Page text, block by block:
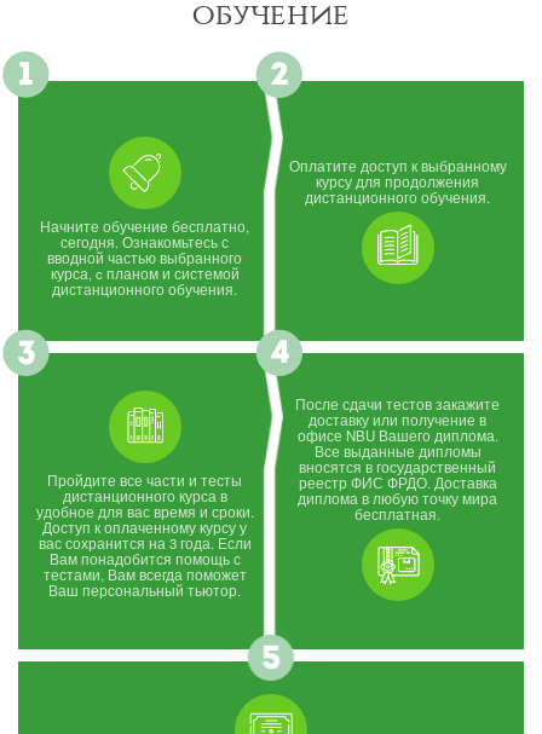
обучение
Начните обучение бесплатно,
сегодня. Ознакомьтесь с
вводной частью выбранного
курса, c планом и системой
дистанционного обучения.
Оплатите доступ к выбранному
курсу для продолжения
дистанционного обучения.
Пройдите все части и тесты
дистанционного курса в
удобное для вас время и сроки.
Доступ к оплаченному курсу у
вас сохранится на 3 года. Если
Вам понадобится помощь с
тестами, Вам всегда поможет
Ваш персональный тьютор.
После сдачи тестов закажите
доставку или получение в
офисе NBU Вашего диплома.
Все выданные дипломы
вносятся в государственный
реестр ФИС ФРДО. Доставка
диплома в любую точку мира
бесплатная.